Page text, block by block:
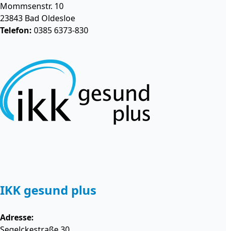
Mommsenstr. 10
23843 Bad Oldesloe
Telefon: 0385 6373-830
IKK gesund plus
Adresse: